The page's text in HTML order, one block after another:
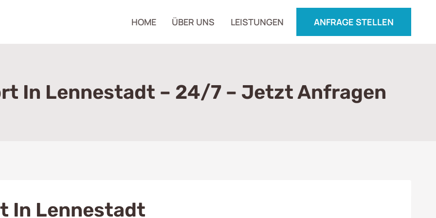
HOME ÜBER UNS LEISTUNGEN ANFRAGE STELLEN
In Lennestadt – 24/7 – Jetzt Anfragen
In Lennestadt